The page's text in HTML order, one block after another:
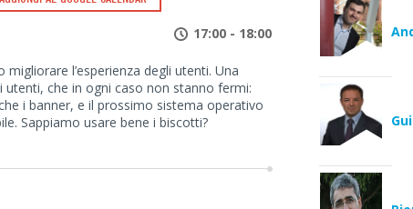
17:00 - 18:00
l’esperienza degli utenti. Una
che in ogni caso non stanno fermi:
i banner, e il prossimo sistema operativo
Sappiamo usare bene i biscotti?